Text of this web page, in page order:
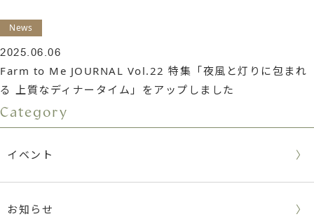
News
2025.06.06
Farm to Me JOURNAL Vol.22 特集「夜風と灯りに包まれ
る 上質なディナータイム」をアップしました
Category
イベント
お知らせ